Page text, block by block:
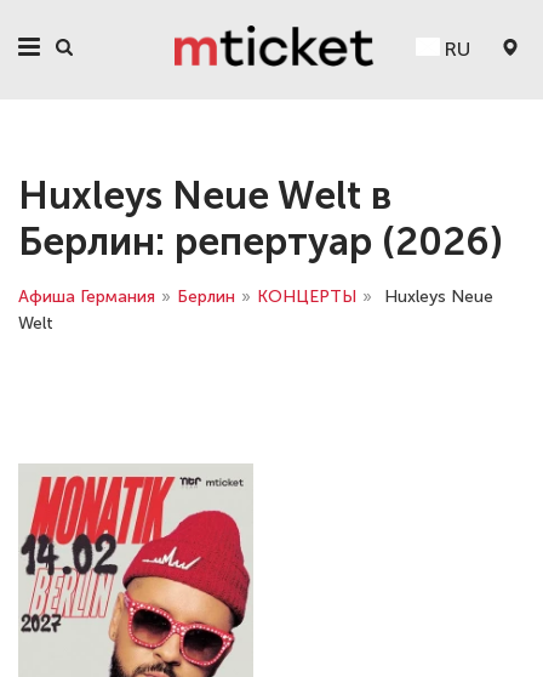
RU
Huxleys Neue Welt в
Берлин: репертуар (2026)
Афиша Германия » Берлин » КОНЦЕРТЫ »
Huxleys Neue
Welt